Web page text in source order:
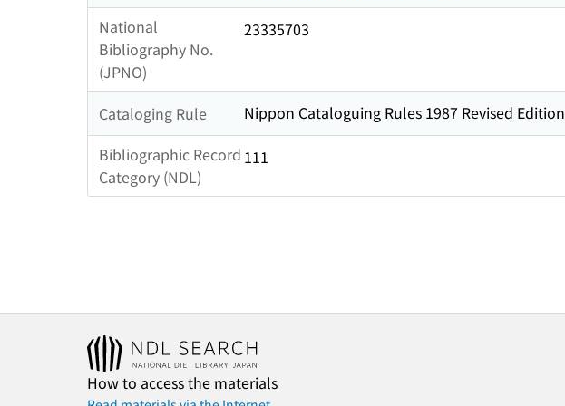
National
Bibliography No.
(JPNO)
23335703
Cataloging Rule
Nippon Cataloguing Rules 1987 Revised Edition
Bibliographic Record
Category (NDL)
111
How to access the materials